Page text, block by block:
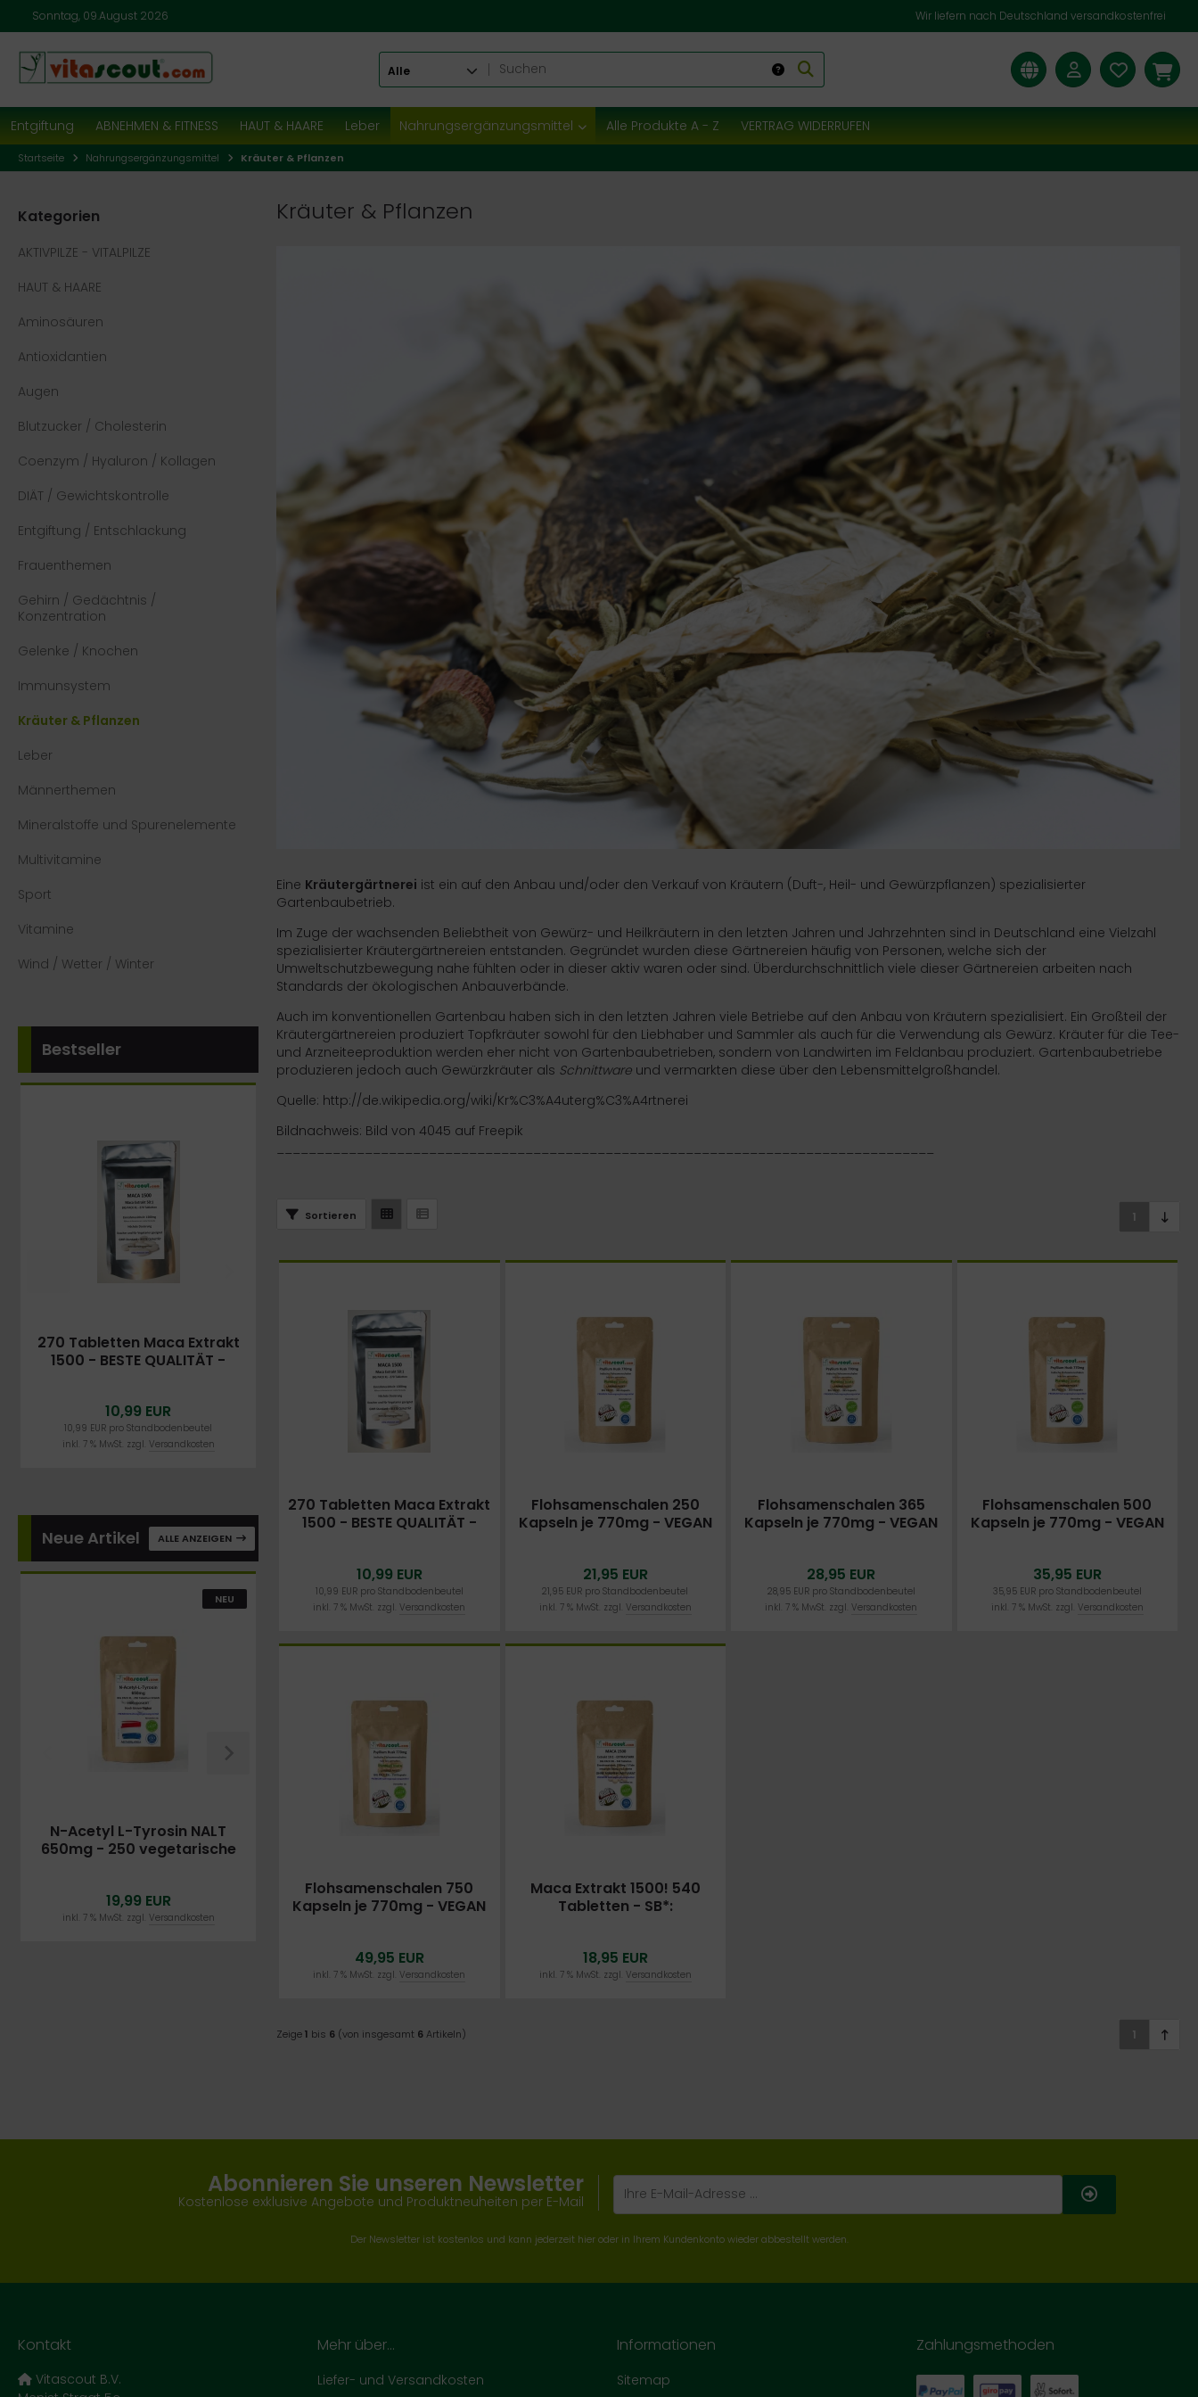
Sonntag, 09.August 2026 Wir liefern nach Deutschland versandkostenfrei
Alle
Entgiftung ABNEHMEN & FITNESS HAUT & HAARE Leber Nahrungsergänzungsmittel Alle Produkte A - Z VERTRAG WIDERRUFEN
Startseite Nahrungsergänzungsmittel Kräuter & Pflanzen
Kategorien
AKTIVPILZE - VITALPILZE
HAUT & HAARE
Aminosäuren
Antioxidantien
Augen
Blutzucker / Cholesterin
Coenzym / Hyaluron / Kollagen
DIÄT / Gewichtskontrolle
Entgiftung / Entschlackung
Frauenthemen
Gehirn / Gedächtnis /
Konzentration
Gelenke / Knochen
Immunsystem
Kräuter & Pflanzen
Leber
Männerthemen
Mineralstoffe und Spurenelemente
Multivitamine
Sport
Vitamine
Wind / Wetter / Winter
Bestseller
270 Tabletten Maca Extrakt
1500 - BESTE QUALITÄT -
10,99 EUR
10,99 EUR pro Standbodenbeutel
inkl. 7 % MwSt. zzgl. Versandkosten
Neue Artikel ALLE ANZEIGEN
NEU
N-Acetyl L-Tyrosin NALT
650mg - 250 vegetarische
19,99 EUR
inkl. 7 % MwSt. zzgl. Versandkosten
NEU
N-Acetyl L-Tyrosin NALT
29,98 EUR
inkl. 7 % MwSt. zzgl. Versandkosten
N-Acetyl L-Tyrosin NALT
15,99 EUR
Kräuter & Pflanzen
Eine Kräutergärtnerei ist ein auf den Anbau und/oder den Verkauf von Kräutern (Duft-, Heil- und Gewürzpflanzen) spezialisierter
Gartenbaubetrieb.
Im Zuge der wachsenden Beliebtheit von Gewürz- und Heilkräutern in den letzten Jahren und Jahrzehnten sind in Deutschland eine Vielzahl
spezialisierter Kräutergärtnereien entstanden. Gegründet wurden diese Gärtnereien häufig von Personen, welche sich der
Umweltschutzbewegung nahe fühlten oder in dieser aktiv waren oder sind. Überdurchschnittlich viele dieser Gärtnereien arbeiten nach
Standards der ökologischen Anbauverbände.
Auch im konventionellen Gartenbau haben sich in den letzten Jahren viele Betriebe auf den Anbau von Kräutern spezialisiert. Ein Großteil der
Kräutergärtnereien produziert Topfkräuter sowohl für den Liebhaber und Sammler als auch für die Verwendung als Gewürz. Kräuter für die Tee-
und Arzneiteeproduktion werden eher nicht von Gartenbaubetrieben, sondern von Landwirten im Feldanbau produziert. Gartenbaubetriebe
produzieren jedoch auch Gewürzkräuter als Schnittware und vermarkten diese über den Lebensmittelgroßhandel.
Quelle: http://de.wikipedia.org/wiki/Kr%C3%A4uterg%C3%A4rtnerei
Bildnachweis: Bild von 4045 auf Freepik
Sortieren 1
270 Tabletten Maca Extrakt
1500 - BESTE QUALITÄT -
10,99 EUR
10,99 EUR pro Standbodenbeutel
inkl. 7 % MwSt. zzgl.Versandkosten
Flohsamenschalen 250
Kapseln je 770mg - VEGAN
FEIN VERMAHLEN - BESTPREIS
21,95 EUR
21,95 EUR pro Standbodenbeutel
inkl. 7 % MwSt. zzgl. Versandkosten
Flohsamenschalen 365
Kapseln je 770mg - VEGAN
FEIN VERMAHLEN - BESTPREIS
28,95 EUR
28,95 EUR pro Standbodenbeutel
inkl. 7 % MwSt. zzgl.Versandkosten
Flohsamenschalen 500
Kapseln je 770mg - VEGAN
FEIN VERMAHLEN - BESTPREIS
35,95 EUR
35,95 EUR pro Standbodenbeutel
inkl. 7 % MwSt. zzgl. Versandkosten
Flohsamenschalen 750
Kapseln je 770mg - VEGAN
FEIN VERMAHLEN - BESTPREIS
49,95 EUR
inkl. 7 % MwSt. zzgl.Versandkosten
Maca Extrakt 1500! 540
Tabletten - SB*:
18,95 EUR
inkl. 7 % MwSt. zzgl. Versandkosten
Zeige1 bis 6 (von insgesamt 6Artikeln) 1
Abonnieren Sie unseren Newsletter
Kostenlose exklusive Angebote und Produktneuheiten per E-Mail
Der Newsletter ist kostenlos und kann jederzeit hier oder in Ihrem Kundenkonto wieder abbestellt werden.
Kontakt
Vitascout B.V.
Mehr über...
Liefer- und Versandkosten
Informationen
Sitemap
Zahlungsmethoden